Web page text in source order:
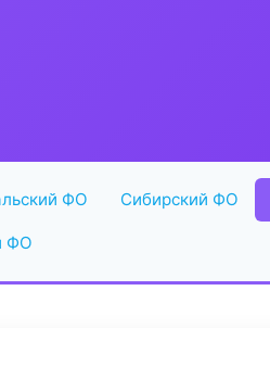
ФО Сибирский ФО
ФО